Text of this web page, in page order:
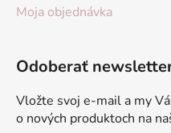
Moja objednávka
Odoberať
Vložte svoj e-mail a my
o nových produktoch na